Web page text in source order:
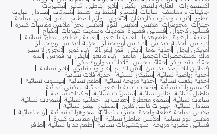
اكسسوارات
العناية بالشعر بكيني بلايز بناطيل تنانير
تيشيرتات
جاكيتات و معاطف
ساعات شموع شنط يد شنط شورتات صنادل
عبايات
عطور
كنزات وسترات كارديغان لانجري لوازم المطبخ ليقنز
ملابس سباحة
جينزات مجوهرات ملابس ملابس النوم ملابس بحر ملابس مقاسات كبيرة
فساتين كاجوال
فساتين قصيرة هوديات وسويت شيرتات مكياج
العناية بالبشرة أطقم هدايا العناية بالشعر العناية بالأظافر
عطور نسائية
أديداس أحذية أديداس أديداس أوريجينالز
أحذية أديداس أوريجينالز
أمريكان إيجل أحذية بوما نايكي فور إيفر 21 أزياء كويز
لانجري لا سينزا
ماك لمستحضرات التجميل مانغو أزياء مانغو نايكي اير فورس ألدو
حقائب تيد بيكر
حقائب جيس
قلادات سواروفسكي
فساتين ايلا ليمتد ايديشن
اتش اند ام شارلوت تيلبري بلايز نسائية
أحذية رياضية نسائية
سنيكرز نسائية أحذية فلات نسائية
أحذية بكعب نسائية أحذية مريحة نسائية أطقم نسائية بليسوت نسائية
اكسسوارات نسائية منتجات عناية بالشعر نسائية بيكيني نسائية
بناطيل نسائية تنانير نسائية تيشيرتات نسائية جاكيتات نسائية
ساعات نسائية
شموع معطرة حقائب يد حقائب نسائية
شورتات نسائية
صنادل نسائية جينزات كالفن كلاين المطبخ
ليقنز نسائية
ملابس سباحة قطعة واحدة جينزات نسائية مجوهرات نسائية أزياء نسائية
ملابس نوم نسائية ملابس شاطئ نسائية أزياء مقاسات كبيرة
فساتين عصرية مريحة
سويتشيرتات نسائية أطقم هدايا نسائية أظافر